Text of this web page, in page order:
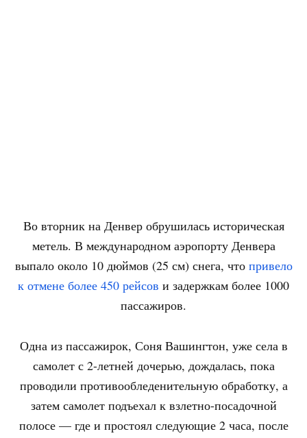
Во вторник на Денвер обрушилась историческая
метель. В международном аэропорту Денвера
выпало около 10 дюймов (25 см) снега, что привело
к отмене более 450 рейсов и задержкам более 1000
пассажиров.
Одна из пассажирок, Соня Вашингтон, уже села в
самолет с 2-летней дочерью, дождалась, пока
проводили противообледенительную обработку, а
затем самолет подъехал к взлетно-посадочной
полосе — где и простоял следующие 2 часа, после